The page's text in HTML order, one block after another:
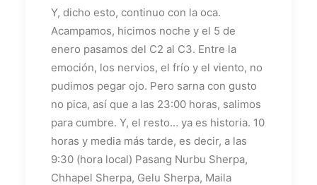
Y, dicho esto, continuo con la oca.
Acampamos, hicimos noche y el 5 de
enero pasamos del C2 al C3. Entre la
emoción, los nervios, el frío y el viento, no
pudimos pegar ojo. Pero sarna con gusto
no pica, así que a las 23:00 horas, salimos
para cumbre. Y, el resto… ya es historia. 10
horas y media más tarde, es decir, a las
9:30 (hora local) Pasang Nurbu Sherpa,
Chhapel Sherpa, Gelu Sherpa, Maila